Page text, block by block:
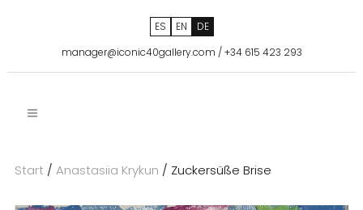
ES EN
DE
manager@iconic40gallery.com /+34 615 423 293
Start / Anastasiia Krykun / Zuckersüße Brise